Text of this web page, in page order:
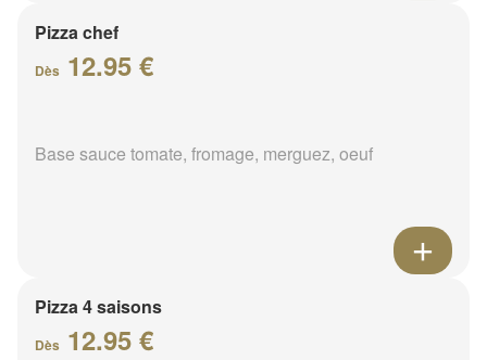
Pizza chef
Dès 12.95 €
Base sauce tomate, fromage, merguez, oeuf
Pizza 4 saisons
Dès 12.95 €